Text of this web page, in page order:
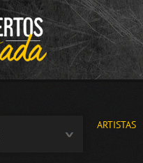
ARTISTAS